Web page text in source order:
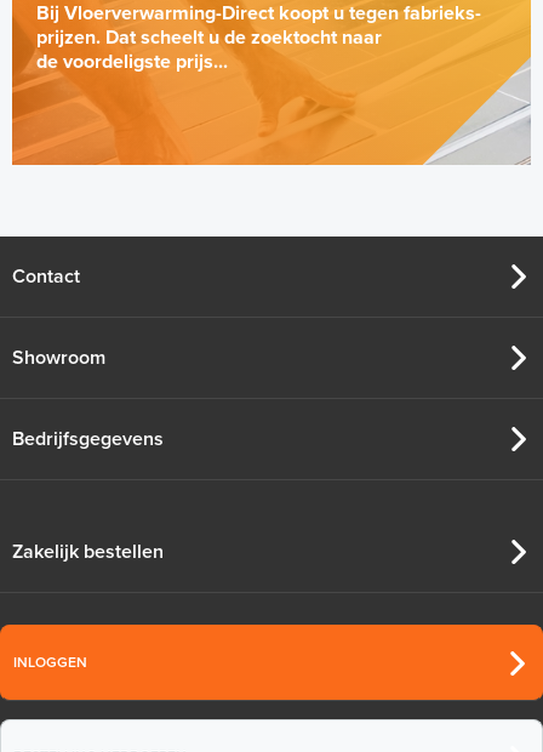
ETOR-55 Sensorunit
Adviesprijs
Bij Vloerverwarming-Direct koopt u tegen fabrieks-
prijzen. Dat scheelt u de zoektocht naar
de voordeligste prijs...
Contact
Showroom
Bedrijfsgegevens
Zakelijk bestellen
INLOGGEN